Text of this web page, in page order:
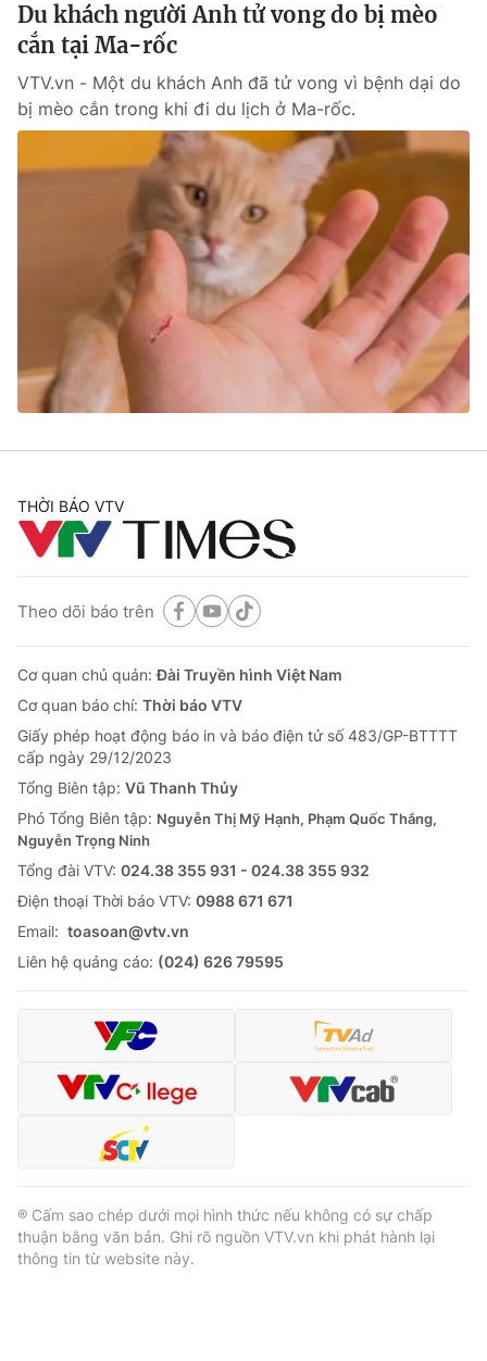
Tư vấn
Chuyên mục khác
Emagazine Podcast
Infographic
Shorts video
VTV Thể thao
VTV Sức khoẻ Bất động sản
Thị trường 24h
VTV9 VTV8
THỜI BÁO VTV
Theo dõi báo trên
Cơ quan chủ quản:Đài Truyền hình Việt Nam
Cơ quan báo chí:Thời báo VTV
Giấy phép hoạt động báo in và báo điện tử số 483/GP-BTTTT
cấp ngày 29/12/2023
Nguyễn Trọng Ninh
Ðiện thoại Thời báo VTV:024.66 897 897
toasoan@vtv.vn
Liên hệ quảng cáo:
Du khách người Anh tử vong do bị mèo
cắn tại Ma-rốc
VTV.vn - Một du khách Anh đã tử vong vì bệnh dại do
bị mèo cắn trong khi đi du lịch ở Ma-rốc.
THỜI BÁO VTV
Theo dõi báo trên
Cơ quan chủ quản:Đài Truyền hình Việt Nam
Cơ quan báo chí: Thời báo VTV
Giấy phép hoạt động báo in và báo điện tử số 483/GP-BTTTT
cấp ngày 29/12/2023
Tổng Biên tập: Vũ Thanh Thủy
Phó Tổng Biên tập: Nguyễn Thị Mỹ Hạnh, Phạm Quốc Thắng,
Nguyễn Trọng Ninh
Tổng đài VTV: 024.38 355 931 - 024.38 355 932
Ðiện thoại Thời báo VTV: 0988 671 671
Email: toasoan@vtv.vn
Liên hệ quảng cáo: (024) 626 79595
® Cấm sao chép dưới mọi hình thức nếu không có sự chấp
thuận bằng văn bản. Ghi rõ nguồn VTV.vn khi phát hành lại
thông tin từ website này.